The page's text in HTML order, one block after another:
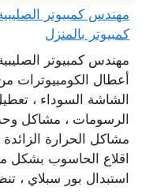
كمبيوتر بالمنزل
مهندس كمبيوتر
أعطال الكومبيوترات
الشاشة السوداء ،
الرسومات ، مشاكل
مشاكل الحرارة
اقلاع الحاسوب بشكل
استبدال بور سبلاي ،